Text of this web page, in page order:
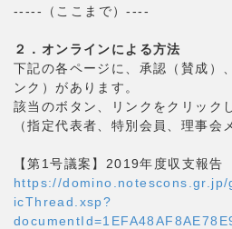
-----（ここまで）----
２．オンラインによる方法
下記の各ページに、承認（賛成）
ンク）があります。
該当のボタン、リンクをクリック
（指定代表者、特別会員、理事会
【第1号議案】2019年度収支報告
https://
icThread.xsp?